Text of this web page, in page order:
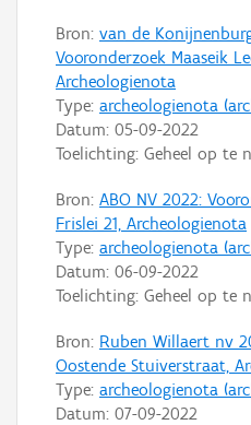
Bron: van de
Vooronderzoek Maaseik
Archeologienota
Type: archeologienota
Datum: 05-09-2022
Toelichting: Geheel op te
Bron: ABO NV 2022:
Frislei 21, Archeologienota
Type: archeologienota
Datum: 06-09-2022
Toelichting: Geheel op te
Bron: Ruben Willaert nv
Oostende Stuiverstraat,
Type: archeologienota
Datum: 07-09-2022